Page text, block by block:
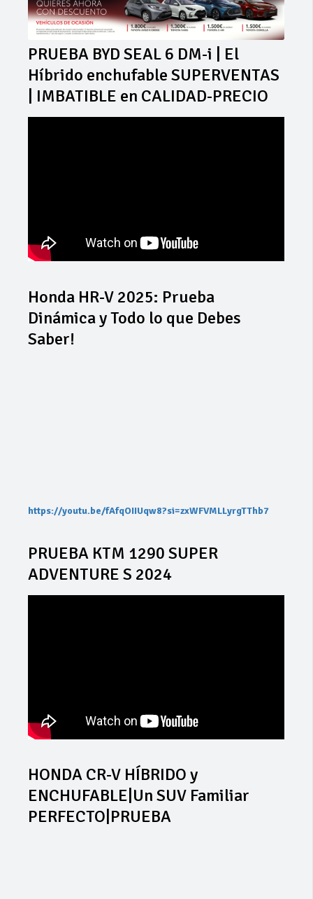
PRUEBA BYD SEAL 6 DM-i | El
Híbrido enchufable SUPERVENTAS
| IMBATIBLE en CALIDAD-PRECIO
Honda HR-V 2025: Prueba
Dinámica y Todo lo que Debes
Saber!
https://youtu.be/fAfqOIIUqw8?si=zxWFVMLLyrgTThb7
PRUEBA KTM 1290 SUPER
ADVENTURE S 2024
HONDA CR-V HÍBRIDO y
ENCHUFABLE|Un SUV Familiar
PERFECTO|PRUEBA